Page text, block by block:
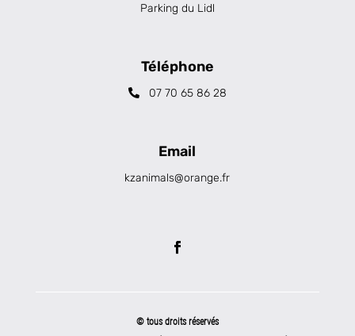
Parking du Lidl
Téléphone
07 70 65 86 28
Email
kzanimals@orange.fr
© tous droits réservés